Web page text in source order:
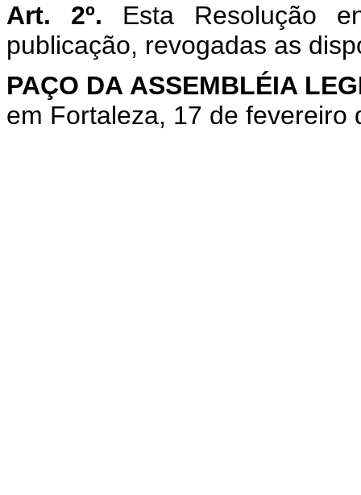
Art. 2º. Esta Resolução
publicação, revogadas as
PAÇO DA ASSEMBLÉIA
em Fortaleza, 17 de fevereiro